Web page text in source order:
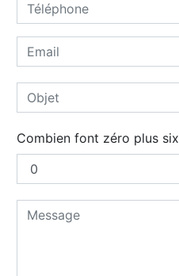
Combien font zéro plus six